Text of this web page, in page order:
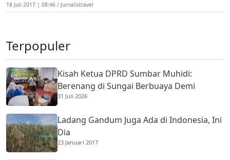
18 Juli 2017 | 08:46 Jurnalistravel
Terpopuler
Kisah Ketua DPRD Sumbar Muhidi:
Berenang di Sungai Berbuaya Demi
Membantu Ekonomi Orang Tua
31 Juli 2026
Ladang Gandum Juga Ada di Indonesia, Ini
Dia
23 Januari 2017